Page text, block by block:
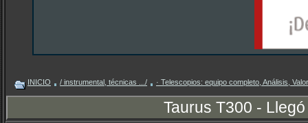
INICIO / instrumental, técnicas .../ · Telescopios: equipo completo, Análisis,
Taurus T300 -